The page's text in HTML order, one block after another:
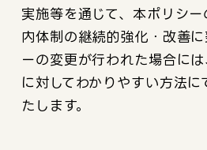
実施等を通じて、本ポリシ
内体制の継続的強化・改善
ーの変更が行われた場合に
に対してわかりやすい方法
たします。